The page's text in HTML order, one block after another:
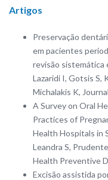
Artigos
Preservação
em pacientes
revisão sistemática
Lazaridi I, Gotsis S,
Michalakis K,
A Survey on Oral
Practices of
Health Hospitals in
Leandra S,
Health Preventive
Excisão assistida